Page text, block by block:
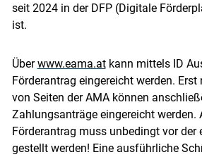
seit 2024 in der DFP (Digitale
ist.
Überwww.eama.atkann mittels ID
Förderantrag eingereicht werden.
von Seiten der AMA können
Zahlungsanträge eingereicht werden.
Förderantrag muss unbedingt vor der
gestellt werden! Eine ausführliche